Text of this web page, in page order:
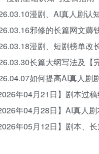
漫剧、AI真人剧认
邪修的长篇网文薅
漫剧、短剧榜单改
长篇大纲写法及【
如何提高AI真人剧
年04月21日】剧本过
年04月28日】AI真人
年05月12日】剧本、